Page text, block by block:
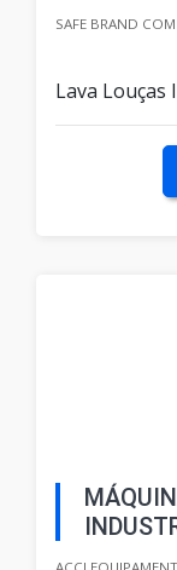
SAFE BRAND
Lava Louças